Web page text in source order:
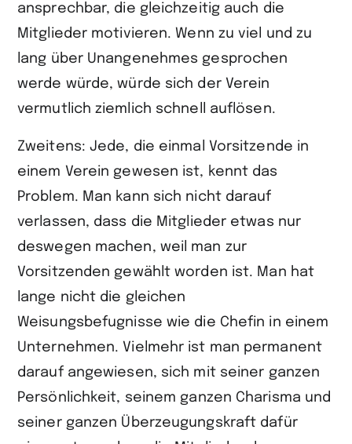
ansprechbar, die gleichzeitig auch die
Mitglieder motivieren. Wenn zu viel und zu
lang über Unangenehmes gesprochen
werde würde, würde sich der Verein
vermutlich ziemlich schnell auflösen.
Zweitens: Jede, die einmal Vorsitzende in
einem Verein gewesen ist, kennt das
Problem. Man kann sich nicht darauf
verlassen, dass die Mitglieder etwas nur
deswegen machen, weil man zur
Vorsitzenden gewählt worden ist. Man hat
lange nicht die gleichen
Weisungsbefugnisse wie die Chefin in einem
Unternehmen. Vielmehr ist man permanent
darauf angewiesen, sich mit seiner ganzen
Persönlichkeit, seinem ganzen Charisma und
seiner ganzen Überzeugungskraft dafür